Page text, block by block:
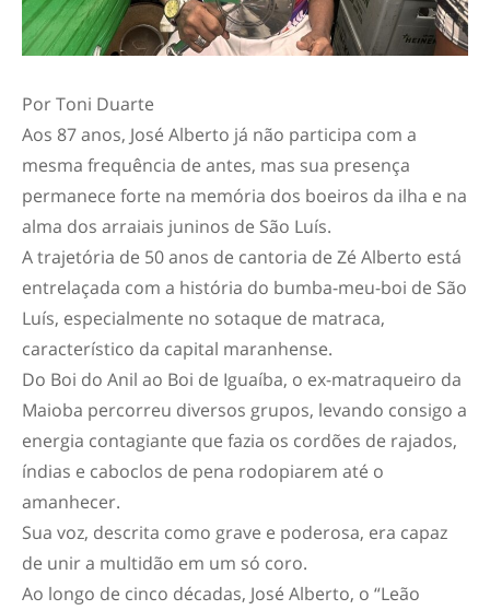
Por Toni Duarte
Aos 87 anos, José Alberto já não participa com a
mesma frequência de antes, mas sua presença
permanece forte na memória dos boeiros da ilha e na
alma dos arraiais juninos de São Luís.
A trajetória de 50 anos de cantoria de Zé Alberto está
entrelaçada com a história do bumba-meu-boi de São
Luís, especialmente no sotaque de matraca,
característico da capital maranhense.
Do Boi do Anil ao Boi de Iguaíba, o ex-matraqueiro da
Maioba percorreu diversos grupos, levando consigo a
energia contagiante que fazia os cordões de rajados,
índias e caboclos de pena rodopiarem até o
amanhecer.
Sua voz, descrita como grave e poderosa, era capaz
de unir a multidão em um só coro.
Ao longo de cinco décadas, José Alberto, o “Leão